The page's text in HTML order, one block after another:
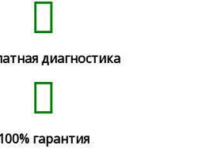
диагностика
гарантия